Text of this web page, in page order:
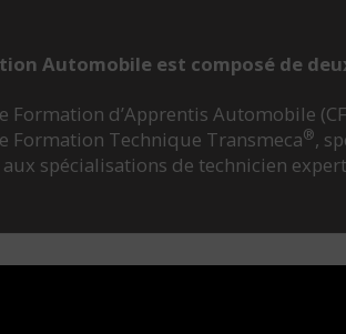
Automobile est composé de
Formation d’Apprentis Automobile
Formation Technique Transmeca®,
spécialisations de technicien